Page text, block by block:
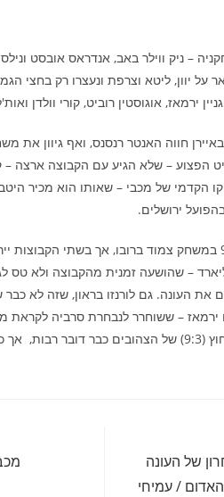
– ניק ווילר באב, אנדראס אובסט
על יוון, ליטא וצרפת ונעצרו רק בחצי
ירמאז, אוגוסטין רוביט, קורי וולדן
האחרונות בבאיירן חווה האנטר רנסנס, ואף
הפצוע – שלא הגיע עם הקבוצה ארצה –
ירושלים.
לפני שלושה חודשים הפסידה מכבי במינכן 98:89 במשחק
– שהושעה זמנית מהקבוצה ולא
שניהם את העונה. גם לורנזו בראון, שזה
– ששוחרר לנבחרת סרביה לקראת
ההבדל בין מאזן משחקי הבית (2:10) למשחקי החוץ (9:3)
של העונה
/ עמיחי